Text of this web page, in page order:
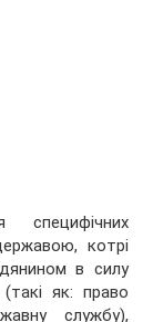
специфічних
котрі
в силу
(такі як: право
службу),